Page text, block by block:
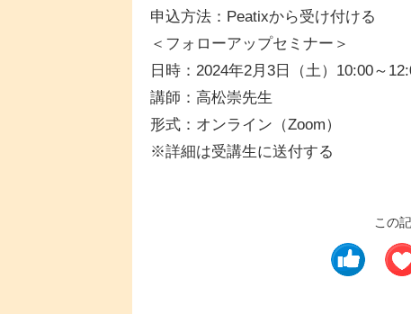
申込方法：Peatixから受け付ける
＜フォローアップセミナー＞
日時：2024年2月3日（土）10:00～
講師：高松崇先生
形式：オンライン（Zoom）
※詳細は受講生に送付する
この